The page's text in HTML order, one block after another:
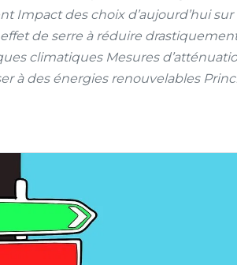
Impact des choix d’aujourd’hui sur
de serre à réduire
climatiques Mesures
à des énergies renouvelables